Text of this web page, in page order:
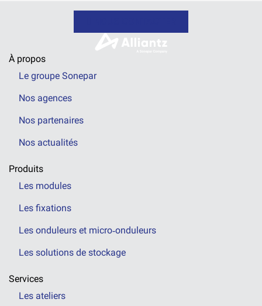
À propos
Le groupe Sonepar
Nos agences
Nos partenaires
Nos actualités
Produits
Les modules
Les fixations
Les onduleurs et micro‑onduleurs
Les solutions de stockage
Services
Les ateliers